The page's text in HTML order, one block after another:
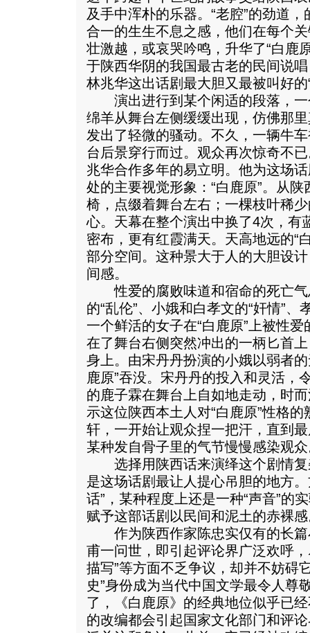
及手中浑朴的乐器。“老腔”的劲道
合一的生生不息之感，他们在每个
壮激越，或哀哭吟鸣，升华了“白鹿
于陕西华阴的我国最古老的民间说
林兆华这出话剧最大胆又最被叫好的
演出进行到某个闲适的段落，一
绵羊从舞台左侧缓缓出现，仿佛那
发出了轻微的骚动。不久，一辆牛
台后景穿行而过。观众再次惊奇不
兆华合作多年的易立明。他为这场
处的主要视觉形象：“白鹿原”。从
椅，点缀着舞台左右；一棵枝叶稀
心。天幕在整个演出中换了4次，有
密布，更有红霞满天。天高地远的“
部分空间。这种景大于人的大胆设
间感。
性爱的腐败味道和宿命的死亡气
的“乱伦”、小娥和白孝文的“奸情”、
一个鲜活的女子在“白鹿原”上被性
在了舞台右侧突然冲出的一柄匕首
身上。由宋丹丹扮演的小娥以弱者
鹿原”吞没。宋丹丹的投入和灵活，
的鹿子霖在舞台上自如地走动，时
示这位陕西本土人对“白鹿原”性格
轩，一开始让观众捏一把汗，直到
某种发自骨子里的气节慢慢感染观
选择用陕西话来演绎这个剧情复
是这场话剧最让人提心吊胆的地方
话”，某种程度上还是一种“声音”的
赋予这部话剧以民间和泥土的赤裸
作为陕西作家陈忠实仅有的长篇
甫一问世，即引起评论界广泛欢呼
描写”等方面不乏争议，却并不妨碍
史”身份成为当代中国文学最令人尊
了，《白鹿原》的经典地位似乎已
的改编都会引起国家文化部门和评